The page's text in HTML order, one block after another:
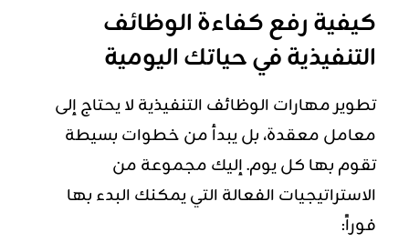
كيفية رفع كفاءة الوظائف
التنفيذية في حياتك اليومية
تطوير مهارات الوظائف التنفيذية لا يحتاج إلى
معامل معقدة، بل يبدأ من خطوات بسيطة
تقوم بها كل يوم. إليك مجموعة من
الاستراتيجيات الفعالة التي يمكنك البدء بها
فوراً: